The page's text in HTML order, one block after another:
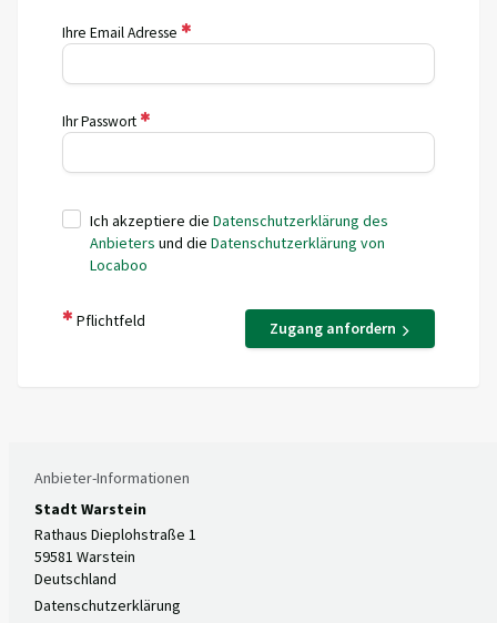
Ihre Email Adresse
Ihr Passwort
Ich akzeptiere die Datenschutzerklärung des
Anbieters und die Datenschutzerklärung von
Locaboo
Zugang anfordern
Pflichtfeld
Anbieter-Informationen
Stadt Warstein
Rathaus Dieplohstraße 1
59581 Warstein
Deutschland
Datenschutzerklärung